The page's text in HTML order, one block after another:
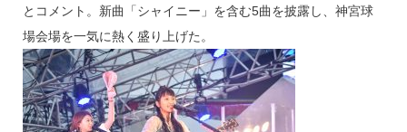
とコメント。新曲「シャイニー」を含む5曲を披露し、神宮球
場会場を一気に熱く盛り上げた。